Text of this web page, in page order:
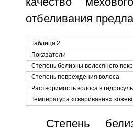
отбеливания
Таблица 2
Показатели
Степень белизны волосяного
Степень повреждения волоса
Растворимость волоса в
Температура «сваривания»
Степень